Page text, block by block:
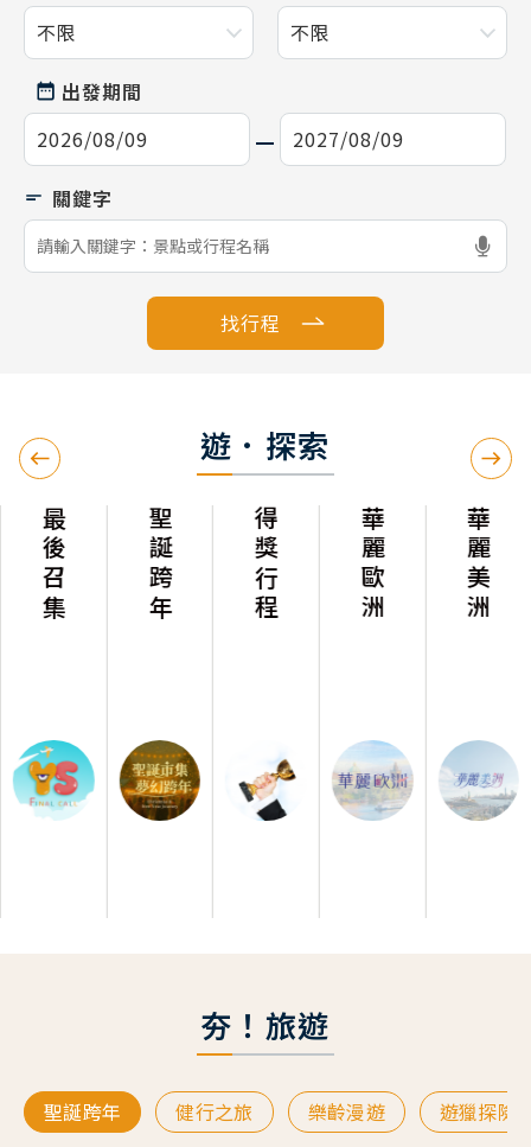
出發期間
找行程
遊．探索
最後召集 聖誕跨年 得獎行程 華麗歐洲 華麗美洲
夯！旅遊
聖誕跨年 健行之旅 樂齡漫遊 遊獵探險